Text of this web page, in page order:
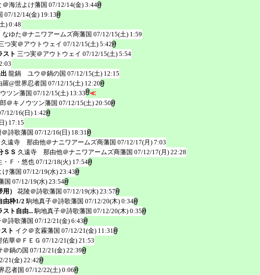
＠海法よけ藩国 07/12/14(金) 3:44
07/12/14(金) 19:13
) 0:48
なゆた＠ナニワアームズ商藩国 07/12/15(土) 1:59
つ実＠アウトウェイ 07/12/15(土) 5:42
スト 三つ実＠アウトウェイ 07/12/15(土) 5:54
龍鍋 ユウ＠鍋の国 07/12/15(土) 12:15
羅@世界忍者国 07/12/15(土) 12:20
ツン藩国 07/12/15(土) 13:33 ≪
＠キノウツン藩国 07/12/15(土) 20:50
12/16(日) 1:42
) 17:15
詩歌藩国 07/12/16(日) 18:31
久遠寺 那由他＠ナニワアームズ商藩国 07/12/17(月) 7:03
ＳＳ 久遠寺 那由他＠ナニワアームズ商藩国 07/12/17(月) 22:28
・Ｆ・悠也 07/12/18(火) 17:54
け藩国 07/12/19(水) 23:43
国 07/12/19(水) 23:54
）
花陵＠詩歌藩国 07/12/19(水) 23:57
由枠1/2 駒地真子＠詩歌藩国 07/12/20(木) 0:34
スト自由... 駒地真子＠詩歌藩国 07/12/20(木) 0:35
詩歌藩国 07/12/21(金) 6:43
ト イク＠玄霧藩国 07/12/21(金) 11:31
佑華＠ＦＥＧ 07/12/21(金) 21:53
＠鍋の国 07/12/21(金) 22:39
21(金) 22:42
忍者国 07/12/22(土) 0:06